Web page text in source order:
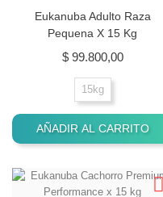
Eukanuba Adulto Raza
Pequena X 15 Kg
$ 99.800,00Precio
15kg
AÑADIR AL CARRITO